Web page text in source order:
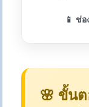
📱 ช่
🌸 ขั้นต